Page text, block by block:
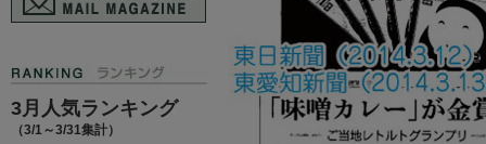
3月人気ランキング
（3/1～3/31集計）